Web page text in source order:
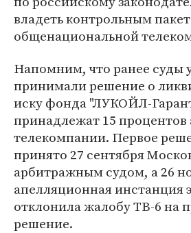
владеть контрольным
общенациональной
Напомним, что ранее суды
принимали решение о
иску фонда "ЛУКОЙЛ-
принадлежат 15 процентов
телекомпании. Первое
принято 27 сентября
арбитражным судом, а 26
апелляционная инстанция
отклонила жалобу ТВ-6 на
решение.